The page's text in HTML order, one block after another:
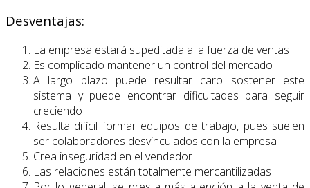
Desventajas:
La empresa estará supeditada a la fuerza de ventas
Es complicado mantener un control del mercado
A largo plazo puede resultar caro sostener este
sistema y puede encontrar dificultades para seguir
creciendo
Resulta difícil formar equipos de trabajo, pues suelen
ser colaboradores desvinculados con la empresa
Crea inseguridad en el vendedor
Las relaciones están totalmente mercantilizadas